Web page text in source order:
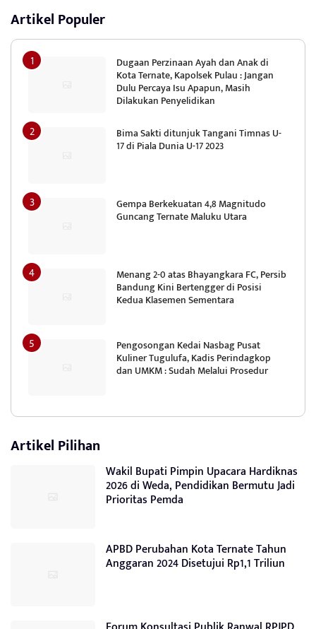
Artikel Populer
Dugaan Perzinaan Ayah dan Anak di
Kota Ternate, Kapolsek Pulau : Jangan
Dulu Percaya Isu Apapun, Masih
Dilakukan Penyelidikan
Bima Sakti ditunjuk Tangani Timnas U-
17 di Piala Dunia U-17 2023
Gempa Berkekuatan 4,8 Magnitudo
Guncang Ternate Maluku Utara
Menang 2-0 atas Bhayangkara FC, Persib
Bandung Kini Bertengger di Posisi
Kedua Klasemen Sementara
Pengosongan Kedai Nasbag Pusat
Kuliner Tugulufa, Kadis Perindagkop
dan UMKM : Sudah Melalui Prosedur
Artikel Pilihan
Wakil Bupati Pimpin Upacara Hardiknas
2026 di Weda, Pendidikan Bermutu Jadi
Prioritas Pemda
APBD Perubahan Kota Ternate Tahun
Anggaran 2024 Disetujui Rp1,1 Triliun